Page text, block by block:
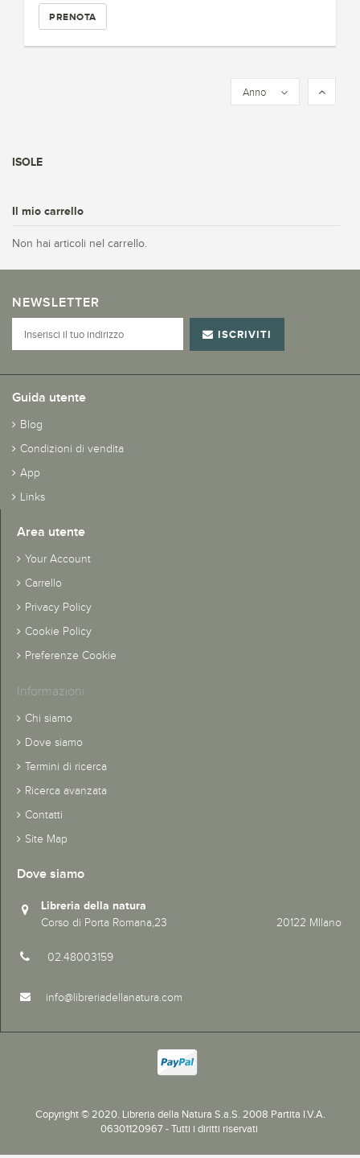
PRENOTA
Anno
ISOLE
Il mio carrello
Non hai articoli nel carrello.
NEWSLETTER
ISCRIVITI
Guida utente
Blog
Condizioni di vendita
App
Links
Area utente
Your Account
Carrello
Privacy Policy
Cookie Policy
Preferenze Cookie
Informazioni
Chi siamo
Dove siamo
Termini di ricerca
Ricerca avanzata
Contatti
Site Map
Dove siamo
Libreria della natura
Corso di Porta Romana,23 20122 MIlano
02.48003159
info@libreriadellanatura.com
Copyright © 2020. Libreria della Natura S.a.S. 2008 Partita I.V.A.
06301120967 - Tutti i diritti riservati